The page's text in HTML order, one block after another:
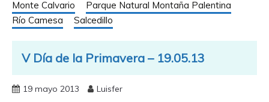
Monte Calvario
Parque Natural Montaña Palentina
Río Camesa
Salcedillo
V Día de la Primavera – 19.05.13
19 mayo 2013 Luisfer